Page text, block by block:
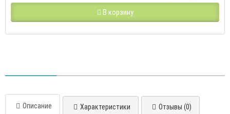
В корзину
Описание Характеристики Отзывы (0)